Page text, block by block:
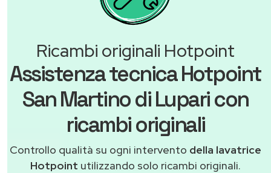
Ricambi originali Hotpoint
Assistenza tecnica Hotpoint
San Martino di Lupari con
ricambi originali
Controllo qualità su ogni intervento della lavatrice
Hotpoint utilizzando solo ricambi originali.